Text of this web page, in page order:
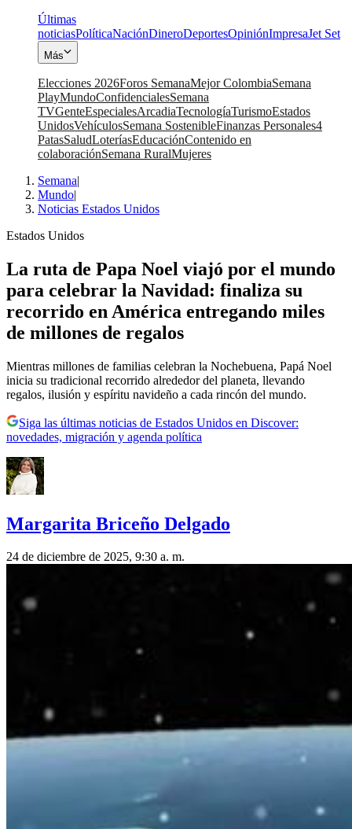
Últimas
noticiasPolíticaNaciónDineroDeportesOpiniónImpresaJet Set
Más
Elecciones 2026Foros SemanaMejor ColombiaSemana
PlayMundoConfidencialesSemana
TVGenteEspecialesArcadiaTecnologíaTurismoEstados
UnidosVehículosSemana SostenibleFinanzas Personales4
PatasSaludLoteríasEducaciónContenido en
colaboraciónSemana RuralMujeres
Semana|
Mundo|
Noticias Estados Unidos
Estados Unidos
La ruta de Papa Noel viajó por el mundo
para celebrar la Navidad: finaliza su
recorrido en América entregando miles
de millones de regalos
Mientras millones de familias celebran la Nochebuena, Papá Noel
inicia su tradicional recorrido alrededor del planeta, llevando
regalos, ilusión y espíritu navideño a cada rincón del mundo.
Siga las últimas noticias de Estados Unidos en Discover:
novedades, migración y agenda política
Margarita Briceño Delgado
24 de diciembre de 2025, 9:30 a. m.